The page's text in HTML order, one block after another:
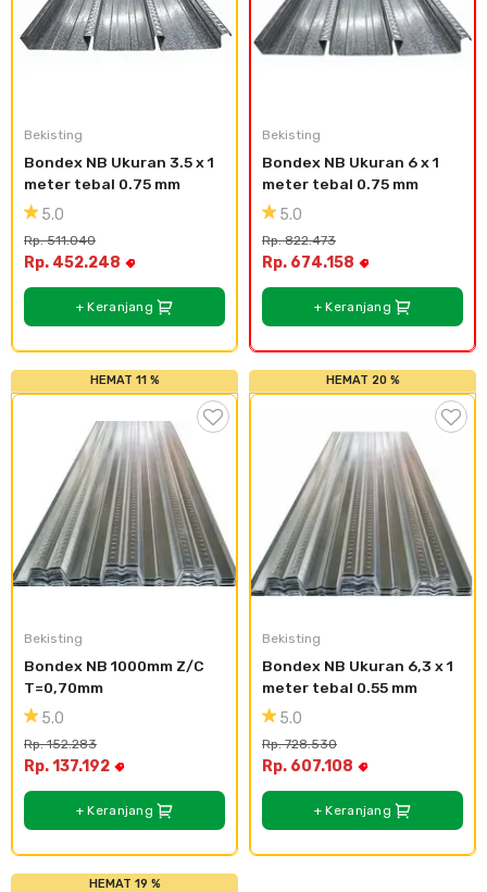
Bekisting
Bondex NB Ukuran 3.5 x 1
meter tebal 0.75 mm
5.0
Rp. 511.040
Rp. 452.248
+ Keranjang
Bekisting
Bondex NB Ukuran 6 x 1
meter tebal 0.75 mm
5.0
Rp. 822.473
Rp. 674.158
+ Keranjang
HEMAT 11 %
Bekisting
Bondex NB 1000mm Z/C
T=0,70mm
5.0
Rp. 152.283
Rp. 137.192
+ Keranjang
HEMAT 20 %
Bekisting
Bondex NB Ukuran 6,3 x 1
meter tebal 0.55 mm
5.0
Rp. 728.530
Rp. 607.108
+ Keranjang
HEMAT 19 %